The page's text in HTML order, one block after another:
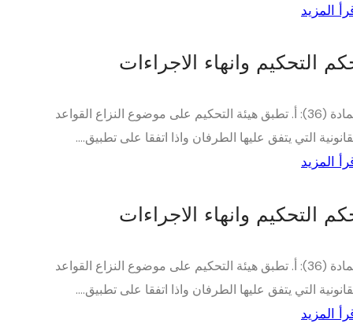
المزيد
التحكيم وانهاء الاجراءات
المادة (36): أ. تطبق هيئة التحكيم على موضوع النزاع القواعد
التي يتفق عليها الطرفان واذا اتفقا على تطبيق....
المزيد
التحكيم وانهاء الاجراءات
المادة (36): أ. تطبق هيئة التحكيم على موضوع النزاع القواعد
التي يتفق عليها الطرفان واذا اتفقا على تطبيق....
المزيد